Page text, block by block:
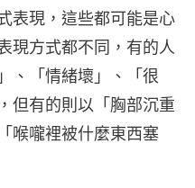
表現，這些都可能是心
現方式都不同，有的人
、「情緒壞」、「很
但有的則以「胸部沉重
喉嚨裡被什麼東西塞